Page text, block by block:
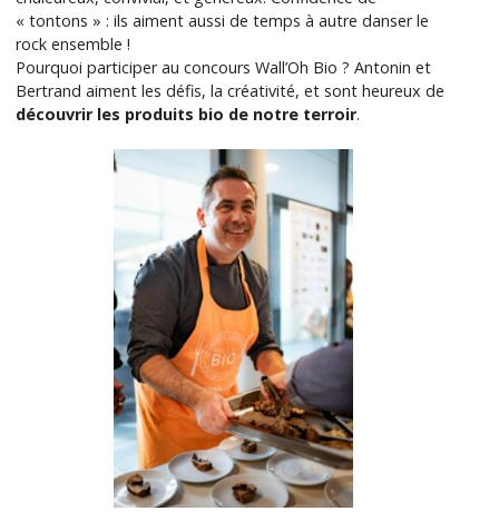
« tontons » : ils aiment aussi de temps à autre danser le
rock ensemble !
Pourquoi participer au concours Wall’Oh Bio ? Antonin et
Bertrand aiment les défis, la créativité, et sont heureux de
découvrir les produits bio de notre terroir.